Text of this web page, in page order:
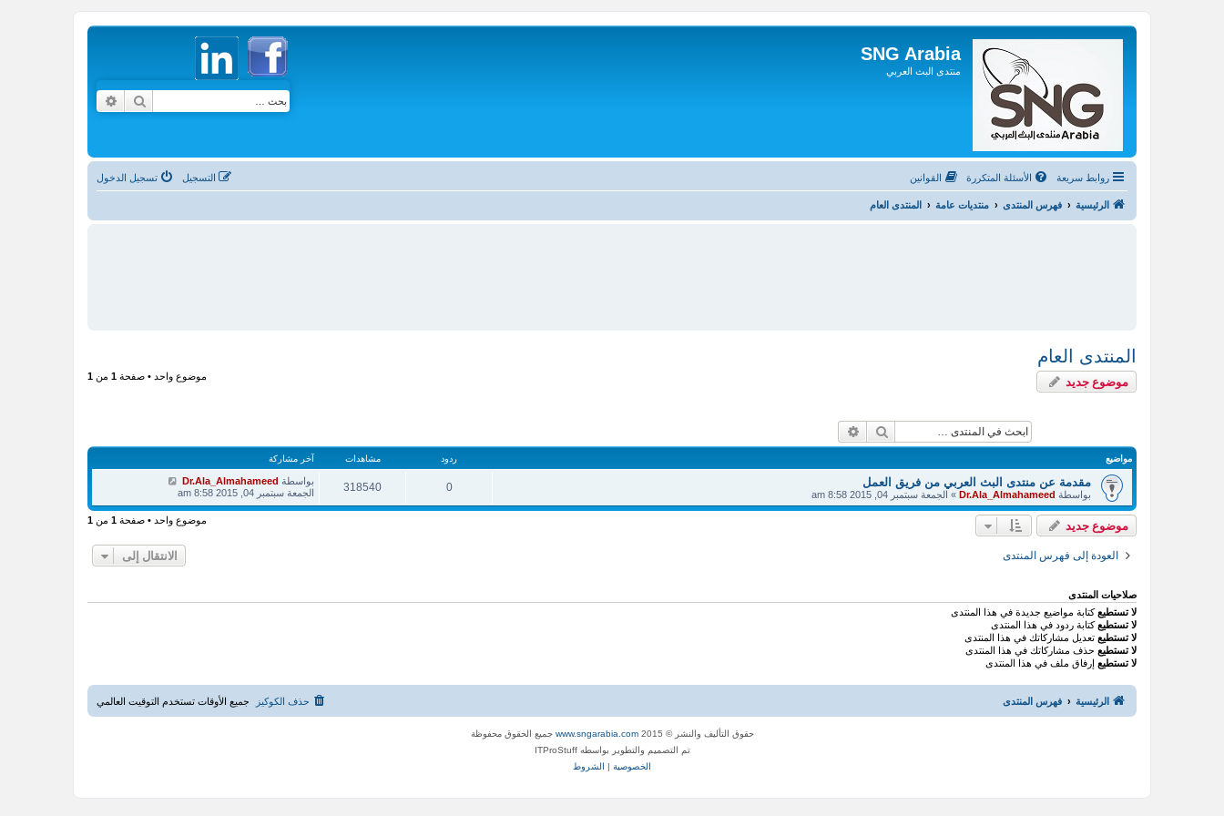
SNG Arabia
منتدى البث العربي
بحث
روابط سريعة الأسئلة المتكررة القوانين تسجيل الدخول التسجيل
الرئيسية فهرس المنتدى منتديات عامة المنتدى العام
المنتدى العام
موضوع جديد
بحث
موضوع واحد • صفحة 1 من 1
مواضيع ردود مشاهدات آخر مشاركة
مقدمة عن منتدى البث العربي من فريق العمل
بواسطة Dr.Ala_Almahameed
» الجمعة سبتمبر 04, 2015 8:58 am
0
318540 بواسطة Dr.Ala_Almahameed
الجمعة سبتمبر 04, 2015 8:58 am
موضوع جديد موضوع واحد • صفحة 1 من 1
العودة إلى فهرس المنتدى الانتقال إلى
صلاحيات المنتدى
لا تستطيع كتابة مواضيع جديدة في هذا المنتدى
لا تستطيع كتابة ردود في هذا المنتدى
لا تستطيع تعديل مشاركاتك في هذا المنتدى
لا تستطيع حذف مشاركاتك في هذا المنتدى
لا تستطيع إرفاق ملف في هذا المنتدى
الرئيسية فهرس المنتدى جميع الأوقات تستخدم التوقيت العالمي حذف الكوكيز
حقوق التأليف والنشر © 2015 www.sngarabia.com جميع الحقوق محفوظة
تم التصميم والتطوير بواسطه ITProStuff
الخصوصية | الشروط